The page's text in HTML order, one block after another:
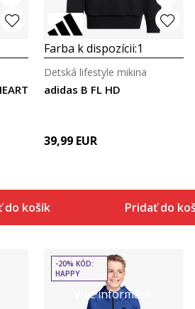
košíka
Farba k dispozícii:1
adidas B FL HD
Detská lifestyle mikina
39,99 EUR
Pridať do
Viac informácií
-20% KÓD:
HAPPY